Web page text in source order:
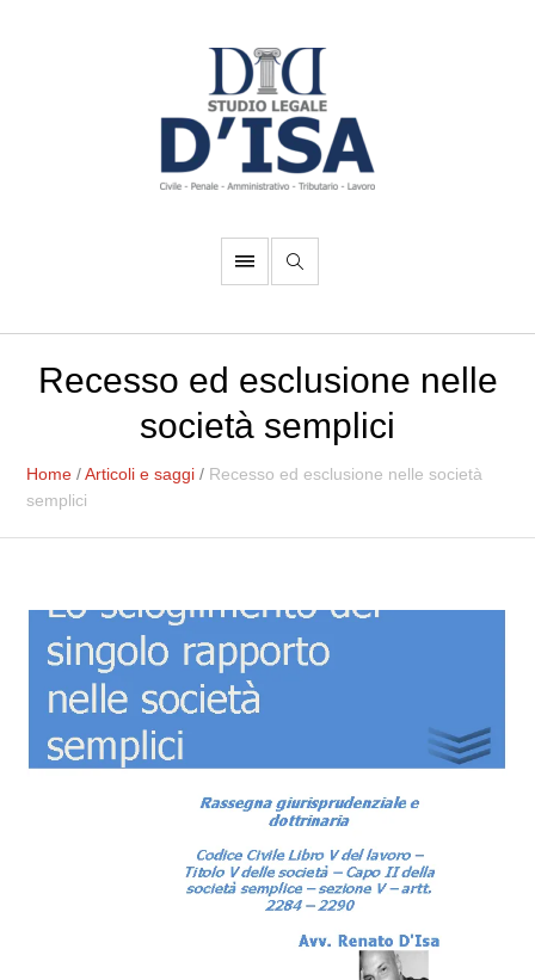
Recesso ed esclusione nelle
società semplici
Home /Articoli e saggi / Recesso ed esclusione nelle società
semplici